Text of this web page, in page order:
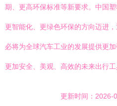
期、更高环保标准等新要求。中国
更智能化、更绿色环保的方向迈进
必将为全球汽车工业的发展提供更
更加安全、美观、高效的未来出行工
更新时间：2026-